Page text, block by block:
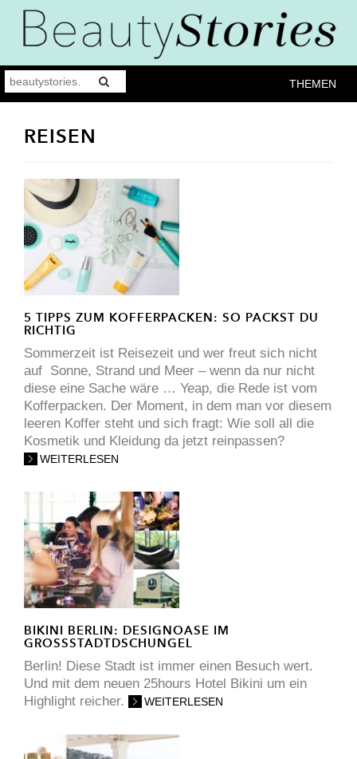
THEMEN
REISEN
5 TIPPS ZUM KOFFERPACKEN: SO PACKST DU
RICHTIG
Sommerzeit ist Reisezeit und wer freut sich nicht
auf Sonne, Strand und Meer – wenn da nur nicht
diese eine Sache wäre … Yeap, die Rede ist vom
Kofferpacken. Der Moment, in dem man vor diesem
leeren Koffer steht und sich fragt: Wie soll all die
Kosmetik und Kleidung da jetzt reinpassen?
WEITERLESEN
BIKINI BERLIN: DESIGNOASE IM
GROSSSTADTDSCHUNGEL
Berlin! Diese Stadt ist immer einen Besuch wert.
Und mit dem neuen 25hours Hotel Bikini um ein
Highlight reicher.
WEITERLESEN